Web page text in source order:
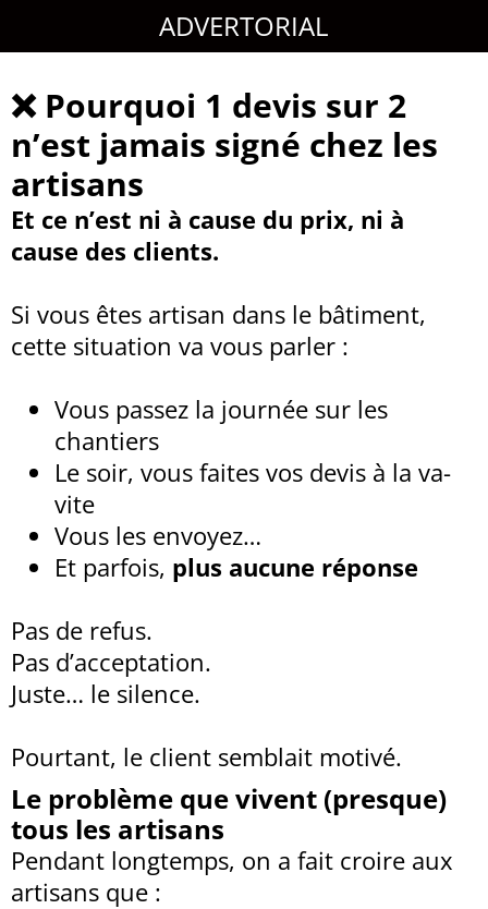
ADVERTORIAL
❌ Pourquoi 1 devis sur 2
n’est jamais signé chez les
artisans
Et ce n’est ni à cause du prix, ni à
cause des clients.
Si vous êtes artisan dans le bâtiment,
cette situation va vous parler :
Vous passez la journée sur les
chantiers
Le soir, vous faites vos devis à la va-
vite
Vous les envoyez…
Et parfois, plus aucune réponse
Pas de refus.
Pas d’acceptation.
Juste… le silence.
Pourtant, le client semblait motivé.
Le problème que vivent (presque)
tous les artisans
Pendant longtemps, on a fait croire aux
artisans que :